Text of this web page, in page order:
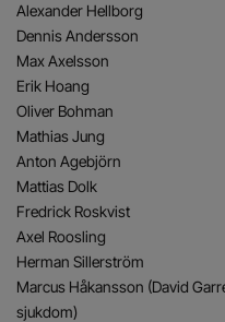
Alexander Hellborg
Dennis Andersson
Max Axelsson
Erik Hoang
Oliver Bohman
Mathias Jung
Anton Agebjörn
Mattias Dolk
Fredrick Roskvist
Axel Roosling
Herman Sillerström
Marcus Håkansson (David
sjukdom)